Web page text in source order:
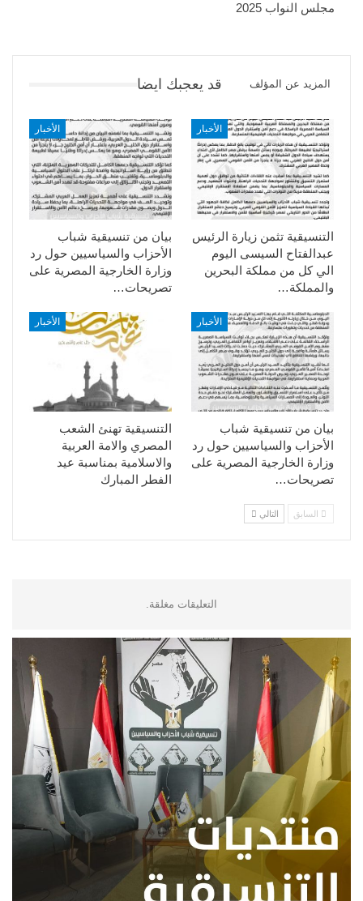
مجلس النواب 2025
قد يعجبك ايضا المزيد عن المؤلف
الأخبار
بيان من تنسيقية شباب
الأحزاب والسياسيين حول رد
وزارة الخارجية المصرية على
تصريحات…
الأخبار
التنسيقية تثمن زيارة الرئيس
عبدالفتاح السيسى اليوم
الي كل من مملكة البحرين
والمملكة…
الأخبار
التنسيقية تهنئ الشعب
المصري والامة العربية
والاسلامية بمناسبة عيد
الفطر المبارك
الأخبار
بيان من تنسيقية شباب
الأحزاب والسياسيين حول رد
وزارة الخارجية المصرية على
تصريحات…
السابق التالي
التعليقات مغلقة.